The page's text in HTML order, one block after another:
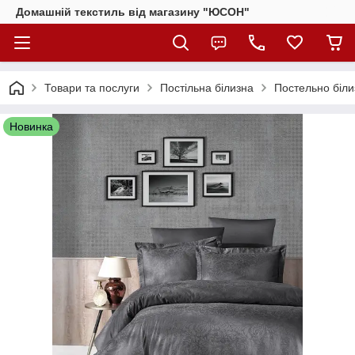
Домашній текстиль від магазину "ЮСОН"
Товари та послуги Постільна білизна Постельно
Новинка